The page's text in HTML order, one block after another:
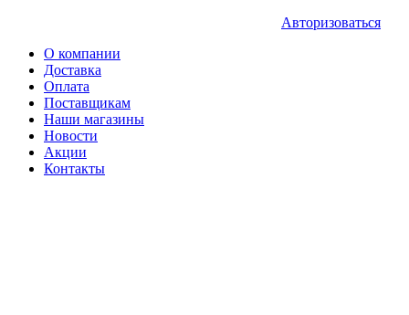
Авторизоваться
О компании
Доставка
Оплата
Поставщикам
Наши магазины
Новости
Акции
Контакты